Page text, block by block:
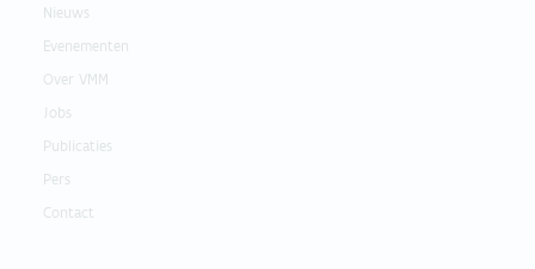
Nieuws
Evenementen
Over VMM
Jobs
Publicaties
Pers
Contact